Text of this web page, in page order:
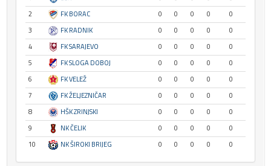
2
FK BORAC 0 0 0 0
0
3
FK RADNIK 0 0 0 0
0
4
FK SARAJEVO 0 0 0 0
0
5
FK SLOGA DOBOJ 0 0 0 0
0
6
FK VELEŽ 0 0 0 0
0
7
FK ŽELJEZNIČAR 0 0 0 0
0
8
HŠK ZRINJSKI 0 0 0 0
0
9
NK ČELIK 0 0 0 0
0
10
NK ŠIROKI BRIJEG 0 0 0 0 0